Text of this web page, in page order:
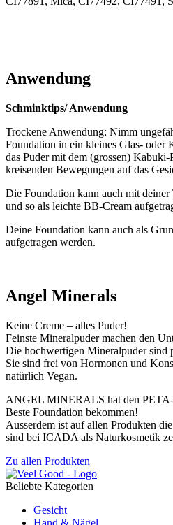
Anwendung
Schminktips/ Anwendung
Trockene Anwendung: Nimm
Foundation in ein kleines Glas- oder
das Puder mit dem (grossen)
kreisenden Bewegungen auf das
Die Foundation kann auch mit deiner
und so als leichte BB-Cream
Deine Foundation kann auch als
aufgetragen werden.
Angel Minerals
Keine Creme – alles Puder!
Feinste Mineralpuder machen den
Die hochwertigen Mineralpuder sind
Sie sind frei von Hormonen und
natürlich Vegan.
ANGEL MINERALS hat den
Beste Foundation bekommen!
Ausserdem ist auf allen Produkten
sind bei ICADA als Naturkosmetik
Zu allen Produkten
Beliebte Kategorien
Gesicht
Hand & Nägel